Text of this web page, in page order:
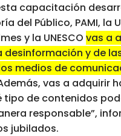
capacitación
del Público, PAMI, la
y la UNESCO vas a
desinformación y de
medios de
vas a adquirir
tipo de contenidos
responsable”,
jubilados.